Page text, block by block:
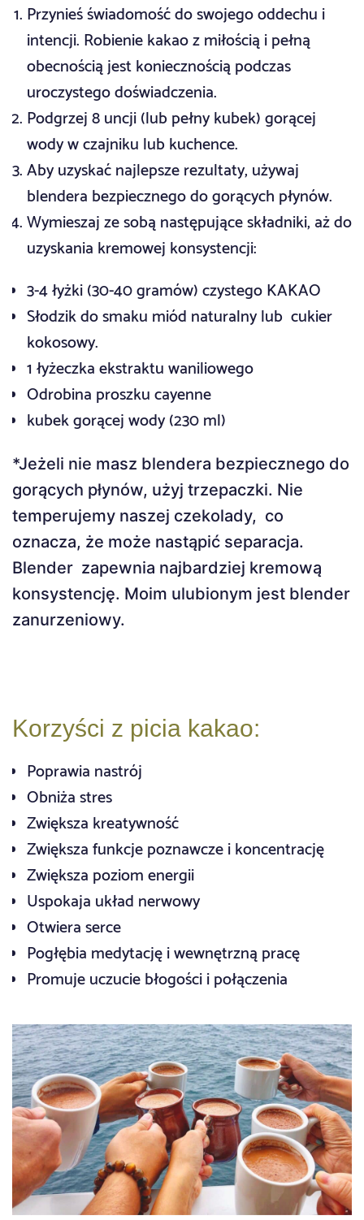
Przynieś świadomość do swojego oddechu i
intencji. Robienie kakao z miłością i pełną
obecnością jest koniecznością podczas
uroczystego doświadczenia.
Podgrzej 8 uncji (lub pełny kubek) gorącej
wody w czajniku lub kuchence.
Aby uzyskać najlepsze rezultaty, używaj
blendera bezpiecznego do gorących płynów.
Wymieszaj ze sobą następujące składniki, aż do
uzyskania kremowej konsystencji:
3-4 łyżki (30-40 gramów) czystego KAKAO
Słodzik do smaku miód naturalny lub cukier
kokosowy.
1 łyżeczka ekstraktu waniliowego
Odrobina proszku cayenne
kubek gorącej wody (230 ml)
*Jeżeli nie masz blendera bezpiecznego do
gorących płynów, użyj trzepaczki. Nie
temperujemy naszej czekolady, co
oznacza, że ​​może nastąpić separacja.
Blender zapewnia najbardziej kremową
konsystencję. Moim ulubionym jest blender
zanurzeniowy.
Korzyści z picia kakao:
Poprawia nastrój
Obniża stres
Zwiększa kreatywność
Zwiększa funkcje poznawcze i koncentrację
Zwiększa poziom energii
Uspokaja układ nerwowy
Otwiera serce
Pogłębia medytację i wewnętrzną pracę
Promuje uczucie błogości i połączenia